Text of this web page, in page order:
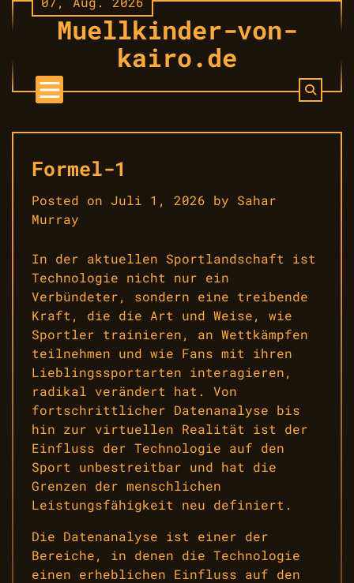
Skip
to
Muellkinder-von-
kairo.de
Formel-1
Posted on Juli 1, 2026 by Sahar
Murray
In der aktuellen Sportlandschaft ist
Technologie nicht nur ein
Verbündeter, sondern eine treibende
Kraft, die die Art und Weise, wie
Sportler trainieren, an Wettkämpfen
teilnehmen und wie Fans mit ihren
Lieblingssportarten interagieren,
radikal verändert hat. Von
fortschrittlicher Datenanalyse bis
hin zur virtuellen Realität ist der
Einfluss der Technologie auf den
Sport unbestreitbar und hat die
Grenzen der menschlichen
Leistungsfähigkeit neu definiert.
Die Datenanalyse ist einer der
Bereiche, in denen die Technologie
einen erheblichen Einfluss auf den